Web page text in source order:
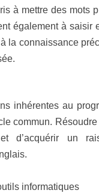
à mettre des mots
également à saisir
la connaissance
inhérentes au
commun.
d’acquérir un
informatiques